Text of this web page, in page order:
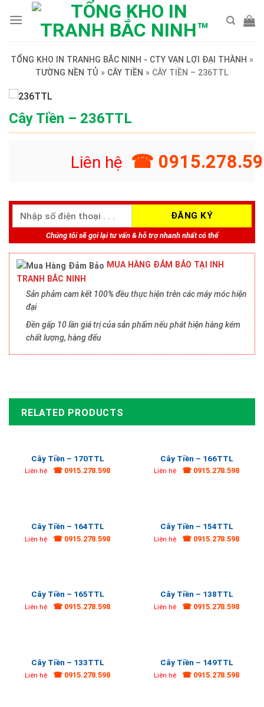
TỔNG KHO IN TRANHG BẮC NINH - CTY VẠN LỢI ĐẠI THÀNH »
TƯỜNG NỀN TỦ » CÂY TIỀN » CÂY TIỀN – 236TTL
Cây Tiền – 236TTL
Liên hệ ☎
Chúng tôi sẽ gọi lại tư vấn & hỗ trợ nhanh nhất có thể
MUA HÀNG ĐẢM BẢO TẠI INH
TRANH BẮC NINH
Sản phảm cam kết 100% đều thực hiện trên các máy móc hiện
đại
Đền gấp 10 lần giá trị của sản phẩm nếu phát hiện hàng kém
chất lượng, hàng đểu
RELATED PRODUCTS
Cây Tiền – 170TTL
Liên hệ ☎ 0915.278.598
Cây Tiền – 166TTL
Liên hệ ☎ 0915.278.598
Cây Tiền – 164TTL
Liên hệ ☎ 0915.278.598
Cây Tiền – 154TTL
Liên hệ ☎ 0915.278.598
Cây Tiền – 165TTL
Liên hệ ☎ 0915.278.598
Cây Tiền – 138TTL
Liên hệ ☎ 0915.278.598
Cây Tiền – 133TTL
Liên hệ ☎ 0915.278.598
Cây Tiền – 149TTL
Liên hệ ☎ 0915.278.598